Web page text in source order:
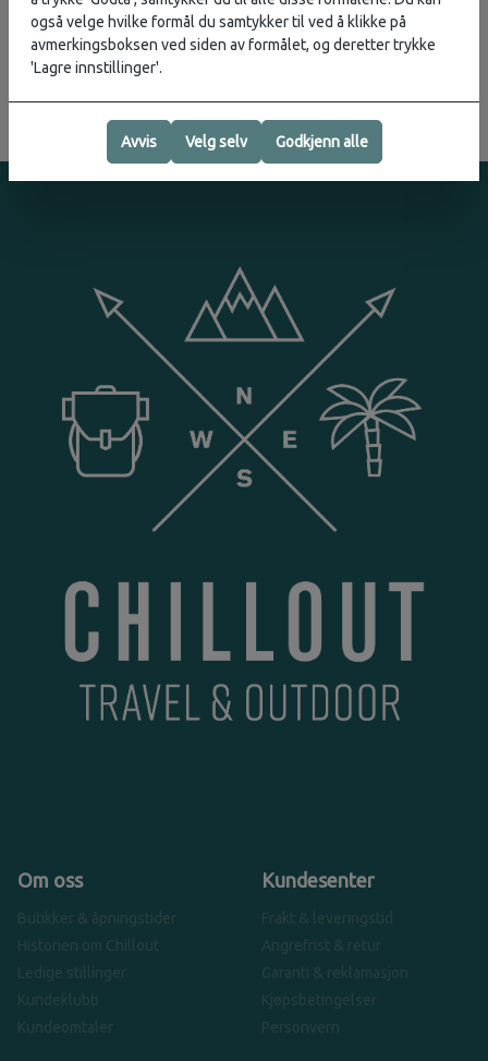
Produsent
Om oss
Butikker & åpningstider
Historien om Chillout
Ledige stillinger
Kundeklubb
Kundeomtaler
Kundesenter
Frakt & leveringstid
Angrefrist & retur
Garanti & reklamasjon
Kjøpsbetingelser
Personvern
også velge hvilke formål du samtykker til ved å klikke på
avmerkingsboksen ved siden av formålet, og deretter trykke
'Lagre innstillinger'.
Avvis Velg selv Godkjenn alle